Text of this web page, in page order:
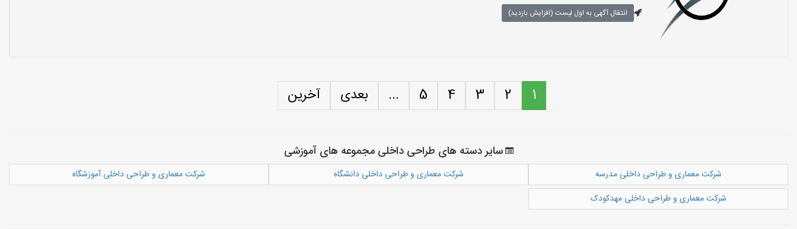
انتقال آگهی به اول لیست (افزایش بازدید)
1
2
3
4
5
... بعدی آخرین
سایر دسته های طراحی داخلی مجموعه های آموزشی
شرکت معماری و طراحی داخلی مدرسه شرکت معماری و طراحی داخلی دانشگاه
شرکت معماری و طراحی داخلی آموزشگاه
شرکت معماری و طراحی داخلی مهدکودک